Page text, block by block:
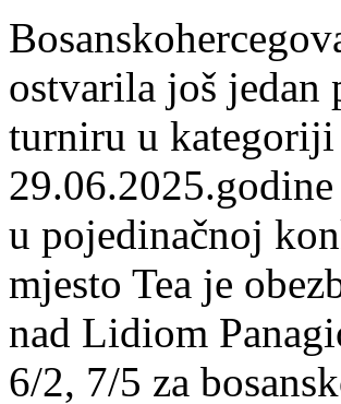
ostvarila još
turniru u kategoriji
u pojedinačnoj
mjesto Tea je
nad Lidiom
6/2, 7/5 za